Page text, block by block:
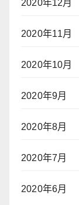
2020年12月
2020年11月
2020年10月
2020年9月
2020年8月
2020年7月
2020年6月